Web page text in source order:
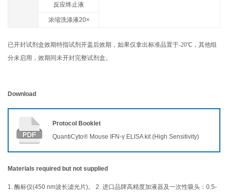
反应终止液
浓缩洗涤液20×
已开封试剂盒效期特指试剂开盖后效期，如果仅拿出标准品置于-20℃，其他组
分未启用，效期同未开封完整试剂盒。
Download
Protocol Booklet
QuantiCyto® Mouse IFN-γ ELISA kit (High Sensitivity)
Materials required but not supplied
1. 酶标仪(450 nm波长滤光片)。 2. 进口品牌高精度加液器及一次性吸头：0.5-